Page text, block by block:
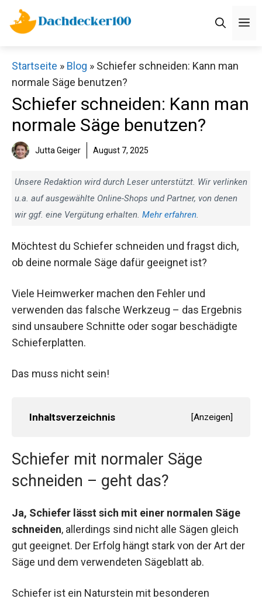
Zum
Inhalt
Startseite » Blog » Schiefer schneiden: Kann man
normale Säge benutzen?
Schiefer schneiden: Kann man
normale Säge benutzen?
Jutta Geiger August 7, 2025
Unsere Redaktion wird durch Leser unterstützt. Wir verlinken
u.a. auf ausgewählte Online-Shops und Partner, von denen
wir ggf. eine Vergütung erhalten. Mehr erfahren.
Möchtest du Schiefer schneiden und fragst dich,
ob deine normale Säge dafür geeignet ist?
Viele Heimwerker machen den Fehler und
verwenden das falsche Werkzeug – das Ergebnis
sind unsaubere Schnitte oder sogar beschädigte
Schieferplatten.
Das muss nicht sein!
Inhaltsverzeichnis [Anzeigen]
Schiefer mit normaler Säge
schneiden – geht das?
Ja, Schiefer lässt sich mit einer normalen Säge
schneiden, allerdings sind nicht alle Sägen gleich
gut geeignet. Der Erfolg hängt stark von der Art der
Säge und dem verwendeten Sägeblatt ab.
Schiefer ist ein Naturstein mit besonderen